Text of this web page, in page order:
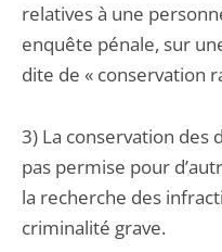
relatives à une
enquête pénale, sur
dite de « conservation
3) La conservation des
pas permise pour
la recherche des
criminalité grave.